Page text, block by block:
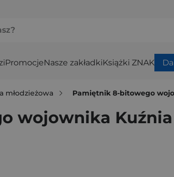
PromocjeNasze zakładkiKsiążki ZNAK
młodzieżowa Pamiętnik 8-bitowego
wojownika